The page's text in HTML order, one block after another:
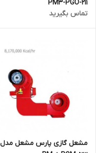
PM3-PGO-211
تماس بگیرید
مشعل گازی پارس مشعل مدل